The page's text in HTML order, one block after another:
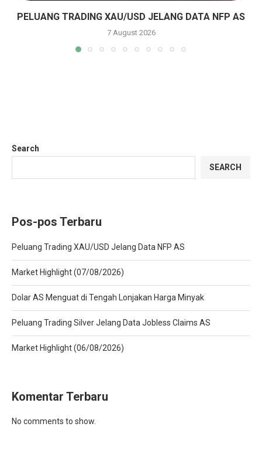
PELUANG TRADING XAU/USD JELANG DATA NFP AS
7 August 2026
Search
SEARCH
Pos-pos Terbaru
Peluang Trading XAU/USD Jelang Data NFP AS
Market Highlight (07/08/2026)
Dolar AS Menguat di Tengah Lonjakan Harga Minyak
Peluang Trading Silver Jelang Data Jobless Claims AS
Market Highlight (06/08/2026)
Komentar Terbaru
No comments to show.